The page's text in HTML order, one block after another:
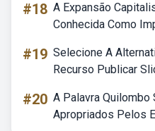
#18 A Expansão
Conhecida Como
#19 Selecione A
Recurso Publicar
#20 A Palavra
Apropriados Pelos